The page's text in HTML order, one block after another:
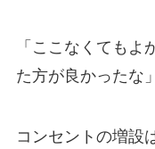
「ここなくても
た方が良かったな
コンセントの増設